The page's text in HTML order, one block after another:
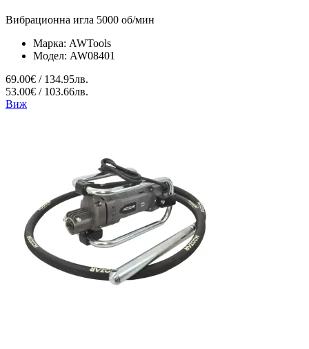
Вибрационна игла 5000 об/мин
Марка: AWTools
Модел: AW08401
69.00€ / 134.95лв.
53.00€ / 103.66лв.
Виж